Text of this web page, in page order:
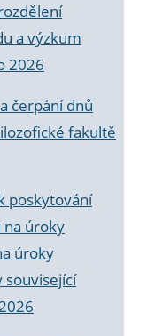
a výzkum
2026
čerpání dnů
fakultě
poskytování
na úroky
úroky
související